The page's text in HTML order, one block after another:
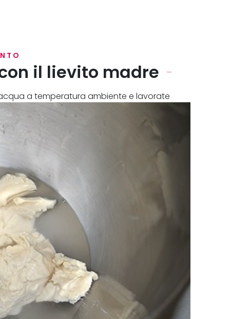
il lievito madre
a temperatura ambiente e lavorate